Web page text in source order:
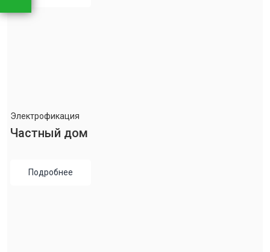
Электрофикация
Частный дом
Подробнее